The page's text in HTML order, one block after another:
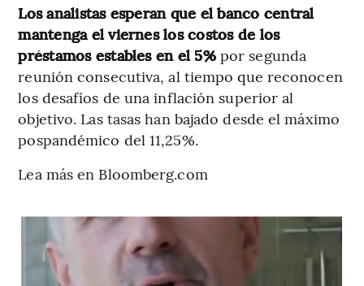
Los analistas esperan que el banco central
mantenga el viernes los costos de los
préstamos estables en el 5%por segunda
reunión consecutiva, al tiempo que reconocen
los desafíos de una inflación superior al
objetivo. Las tasas han bajado desde el máximo
pospandémico del 11,25%.
Lea más en Bloomberg.com